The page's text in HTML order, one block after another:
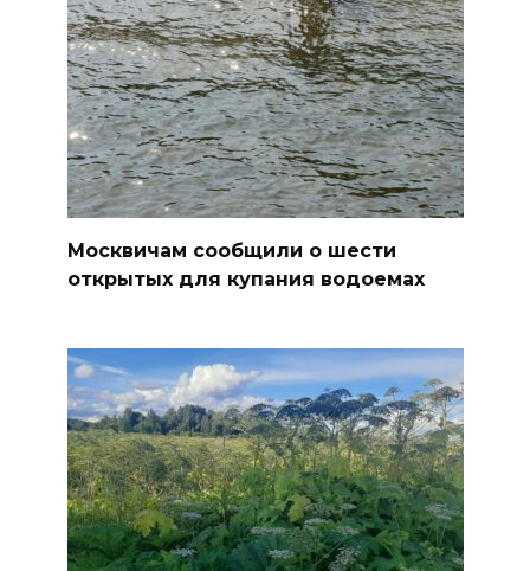
Москвичам сообщили о шести
открытых для купания водоемах